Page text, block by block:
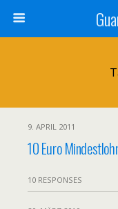
9. APRIL 2011
10 Euro
10 RESPONSES